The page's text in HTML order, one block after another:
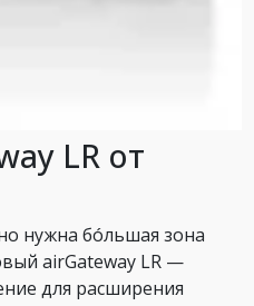
LR от
нужна бóльшая зона
airGateway LR —
для расширения